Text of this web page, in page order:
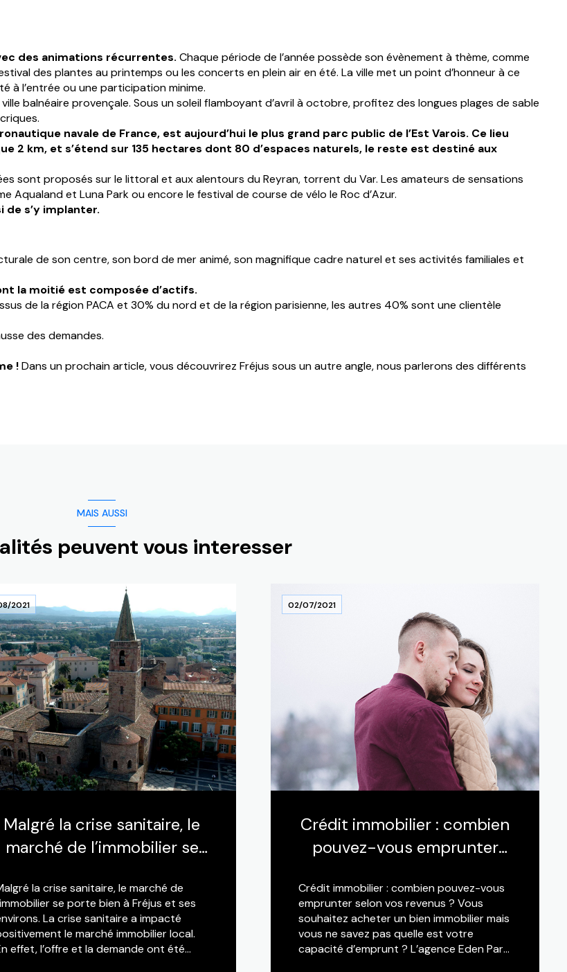
des animations récurrentes. Chaque période de l’année possède son évènement à thème, comme
des plantes au printemps ou les concerts en plein air en été. La ville met un point d’honneur à ce
à l’entrée ou une participation minime.
balnéaire provençale. Sous un soleil flamboyant d’avril à octobre, profitez des longues plages de sable
navale de France, est aujourd’hui le plus grand parc public de l’Est Varois. Ce lieu
2 km, et s’étend sur 135 hectares dont 80 d’espaces naturels, le reste est destiné aux
sont proposés sur le littoral et aux alentours du Reyran, torrent du Var. Les amateurs de sensations
et Luna Park ou encore le festival de course de vélo le Roc d’Azur.
de s’y implanter.
de son centre, son bord de mer animé, son magnifique cadre naturel et ses activités familiales et
la moitié est composée d’actifs.
de la région PACA et 30% du nord et de la région parisienne, les autres 40% sont une clientèle
des demandes.
!Dans un prochain article, vous découvrirez Fréjus sous un autre angle, nous parlerons des différents
MAIS AUSSI
peuvent vous interesser
2021
Malgré la crise sanitaire, le
marché de l’immobilier se
environs
la crise sanitaire, le marché de
se porte bien à Fréjus et ses
La crise sanitaire a impacté
le marché immobilier local.
effet, l’offre et la demande ont été
02/07/2021
Crédit immobilier : combien
pouvez-vous emprunter
Crédit immobilier : combien pouvez-vous
emprunter selon vos revenus ? Vous
souhaitez acheter un bien immobilier mais
vous ne savez pas quelle est votre
capacité d’emprunt ? L’agence Eden Park